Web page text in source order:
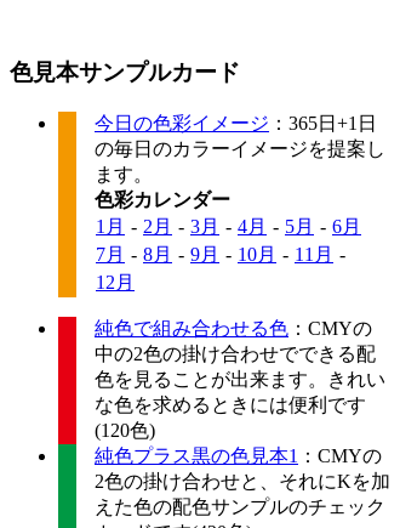
色見本サンプルカード
今日の色彩イメージ ：365日+1日
の毎日のカラーイメージを提案し
ます。
色彩カレンダー
1月 - 2月 - 3月 - 4月 - 5月 - 6月
7月 - 8月 - 9月 - 10月 - 11月 -
12月
純色で組み合わせる色 ：CMYの
中の2色の掛け合わせでできる配
色を見ることが出来ます。きれい
な色を求めるときには便利です
(120色)
純色プラス黒の色見本1 ：CMYの
2色の掛け合わせと、それにKを加
えた色の配色サンプルのチェック